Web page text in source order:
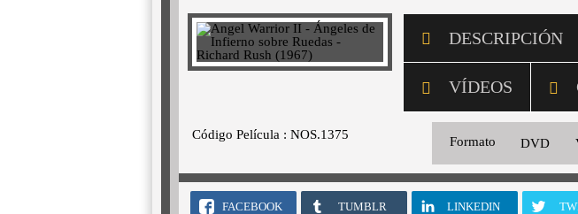
DESCRIPCIÓN
VÍDEOS
Código Película : NOS.1375
Formato DVD
FACEBOOK TUMBLR LINKEDIN